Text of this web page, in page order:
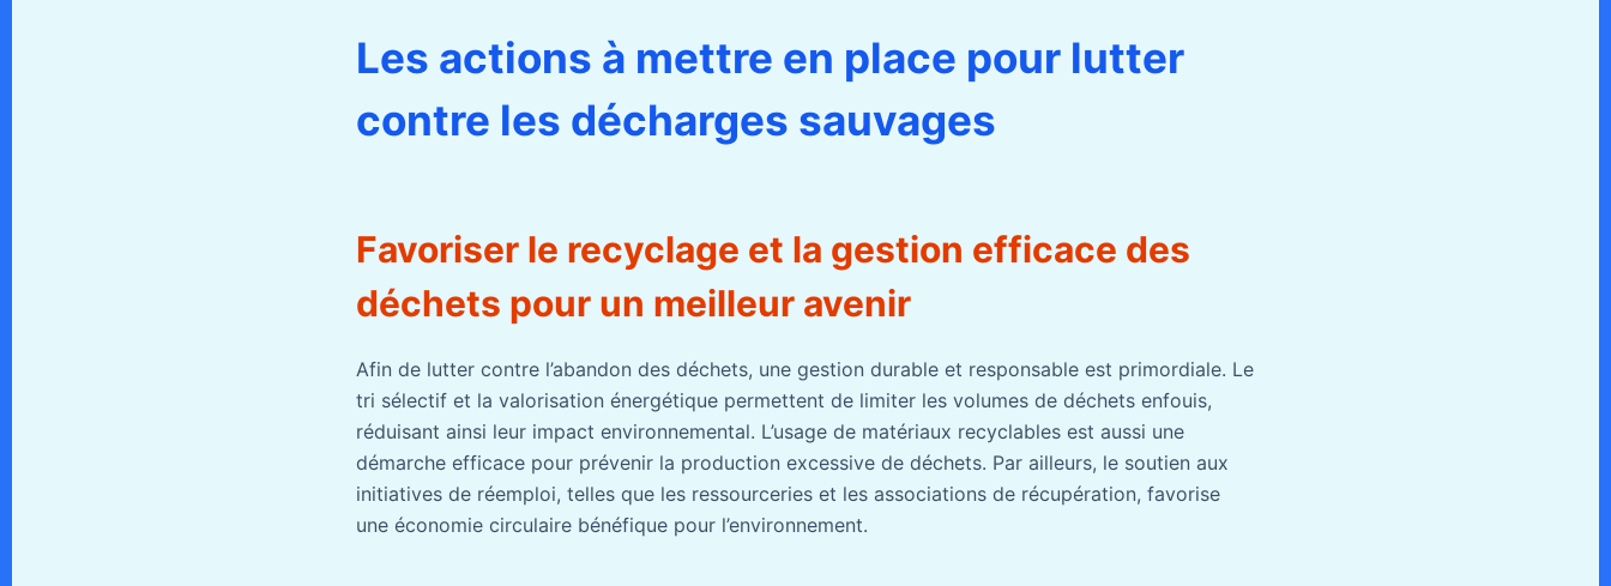
Les actions à mettre en place pour lutter
contre les décharges sauvages
Favoriser le recyclage et la gestion efficace des
déchets pour un meilleur avenir
Afin de lutter contre l’abandon des déchets, une gestion durable et responsable est primordiale. Le
tri sélectif et la valorisation énergétique permettent de limiter les volumes de déchets enfouis,
réduisant ainsi leur impact environnemental. L’usage de matériaux recyclables est aussi une
démarche efficace pour prévenir la production excessive de déchets. Par ailleurs, le soutien aux
initiatives de réemploi, telles que les ressourceries et les associations de récupération, favorise
une économie circulaire bénéfique pour l’environnement.